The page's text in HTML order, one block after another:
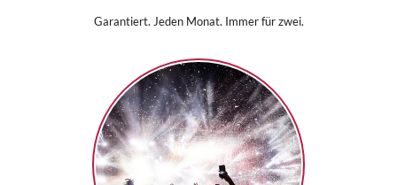
Garantiert. Jeden Monat. Immer für zwei.